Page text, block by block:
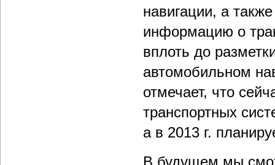
навигации, а
информацию о
вплоть до
автомобильном
отмечает, что
транспортных
а в 2013 г.
В будущем мы